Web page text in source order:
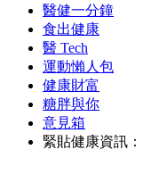
醫健一分鐘
食出健康
醫 Tech
運動懶人包
健康財富
糖胖與你
意見箱
緊貼健康資訊：